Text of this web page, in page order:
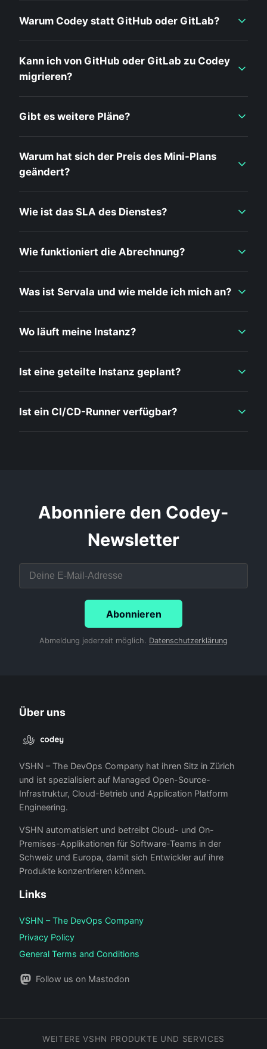
Warum Codey statt GitHub oder GitLab?
Kann ich von GitHub oder GitLab zu Codey
migrieren?
Gibt es weitere Pläne?
Warum hat sich der Preis des Mini-Plans
geändert?
Wie ist das SLA des Dienstes?
Wie funktioniert die Abrechnung?
Was ist Servala und wie melde ich mich an?
Wo läuft meine Instanz?
Ist eine geteilte Instanz geplant?
Ist ein CI/CD-Runner verfügbar?
Abonniere den Codey-
Newsletter
Abonnieren
Abmeldung jederzeit möglich. Datenschutzerklärung
Über uns
VSHN – The DevOps Company hat ihren Sitz in Zürich
und ist spezialisiert auf Managed Open-Source-
Infrastruktur, Cloud-Betrieb und Application Platform
Engineering.
VSHN automatisiert und betreibt Cloud- und On-
Premises-Applikationen für Software-Teams in der
Schweiz und Europa, damit sich Entwickler auf ihre
Produkte konzentrieren können.
Links
VSHN – The DevOps Company
Privacy Policy
General Terms and Conditions
Follow us on Mastodon
WEITERE VSHN PRODUKTE UND SERVICES